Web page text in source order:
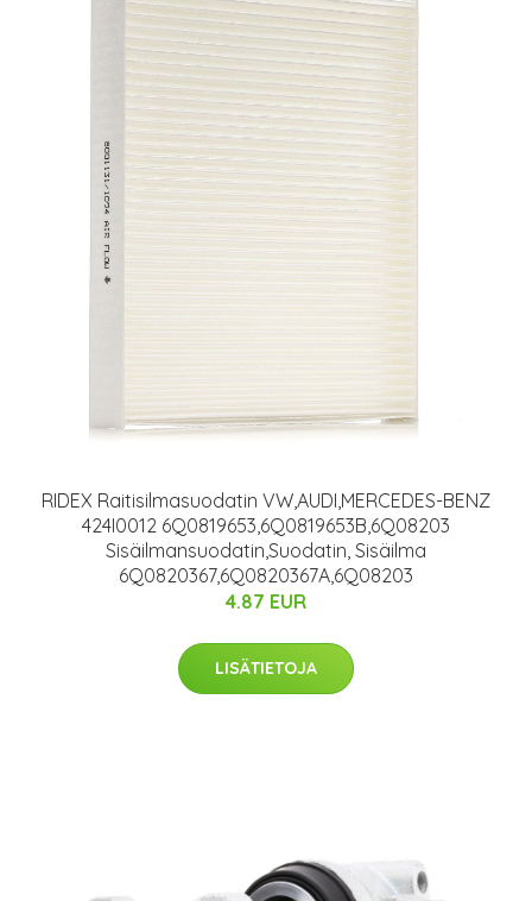
RIDEX Raitisilmasuodatin VW,AUDI,MERCEDES-BENZ
424I0012 6Q0819653,6Q0819653B,6Q08203
Sisäilmansuodatin,Suodatin, Sisäilma
6Q0820367,6Q0820367A,6Q08203
4.87 EUR
LISÄTIETOJA